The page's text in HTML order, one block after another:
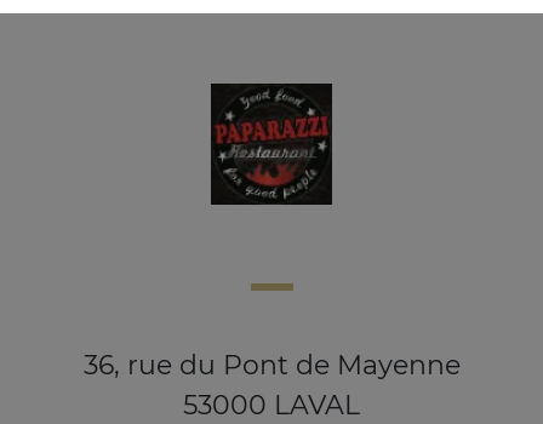
36, rue du Pont de Mayenne
53000 LAVAL